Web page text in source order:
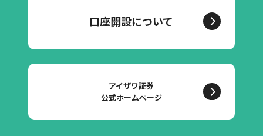
口座開設について
アイザワ証券
公式ホームページ